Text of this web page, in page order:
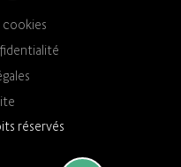
cookies
réservés